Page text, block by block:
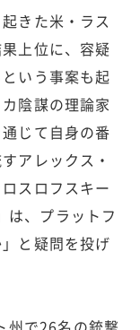
きた米・ラス
上位に、容疑
いう事案も起
陰謀の理論家
じて自身の番
アレックス・
スロフスキー
、プラットフ
と疑問を投げ